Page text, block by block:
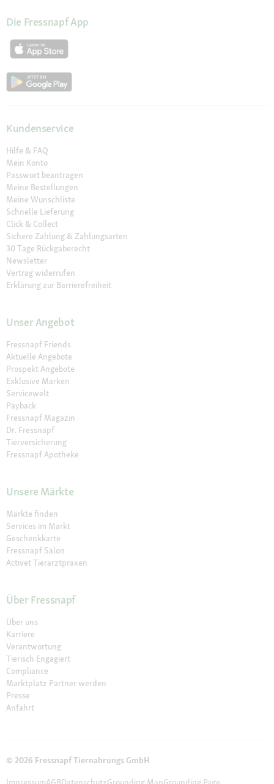
Die Fressnapf App
Kundenservice
Hilfe & FAQ
Mein Konto
Passwort beantragen
Meine Bestellungen
Meine Wunschliste
Schnelle Lieferung
Click & Collect
Sichere Zahlung & Zahlungsarten
30 Tage Rückgaberecht
Newsletter
Vertrag widerrufen
Erklärung zur Barrierefreiheit
Unser Angebot
Fressnapf Friends
Aktuelle Angebote
Prospekt Angebote
Exklusive Marken
Servicewelt
Payback
Fressnapf Magazin
Dr. Fressnapf
Tierversicherung
Fressnapf Apotheke
Unsere Märkte
Märkte finden
Services im Markt
Geschenkkarte
Fressnapf Salon
Activet Tierarztpraxen
Über Fressnapf
Über uns
Karriere
Verantwortung
Tierisch Engagiert
Compliance
Marktplatz Partner werden
Presse
Anfahrt
© 2026 Fressnapf Tiernahrungs GmbH